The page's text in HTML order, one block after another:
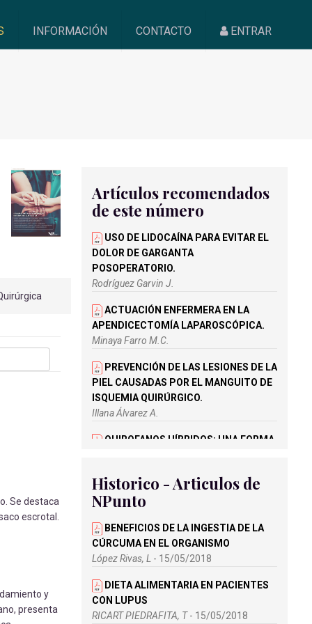
INFORMACIÓN CONTACTO ENTRAR
Se destaca
escrotal.
y
presenta
Artículos recomendados
de este número
USO DE LIDOCAÍNA PARA EVITAR EL
DOLOR DE GARGANTA
POSOPERATORIO.
Rodríguez Garvin J.
ACTUACIÓN ENFERMERA EN LA
APENDICECTOMÍA LAPAROSCÓPICA.
Minaya Farro M.C.
PREVENCIÓN DE LAS LESIONES DE LA
PIEL CAUSADAS POR EL MANGUITO DE
ISQUEMIA QUIRÚRGICO.
Illana Álvarez A.
QUIROFANOS HÍBRIDOS: UNA FORMA
RECOMENDACIONES AL PACIENTE
VASECTOMÍA.
Fernández Rodríguez A.
ENFERMERÍA A PACIENTES
MASTECTOMIZADAS.
Álvarez Torres E.M.
Historico - Articulos de
NPunto
BENEFICIOS DE LA INGESTIA DE LA
CÚRCUMA EN EL ORGANISMO
López Rivas, L - 15/05/2018
DIETA ALIMENTARIA EN PACIENTES
CON LUPUS
RICART PIEDRAFITA, T- 15/05/2018